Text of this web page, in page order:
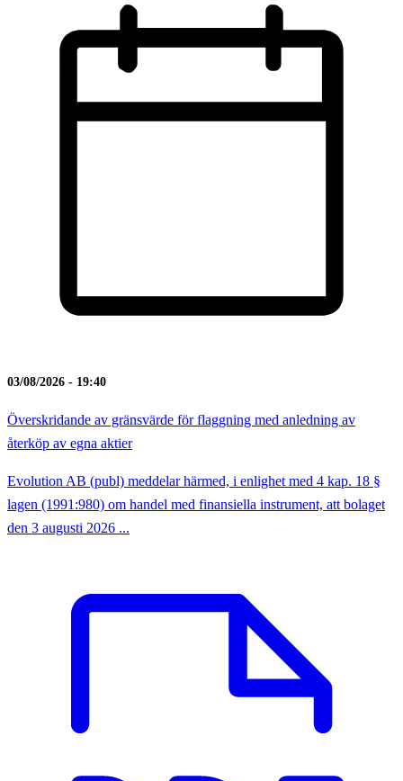
03/08/2026 - 19:40
Överskridande av gränsvärde för flaggning med anledning av
återköp av egna aktier
Evolution AB (publ) meddelar härmed, i enlighet med 4 kap. 18 §
lagen (1991:980) om handel med finansiella instrument, att bolaget
den 3 augusti 2026 ...